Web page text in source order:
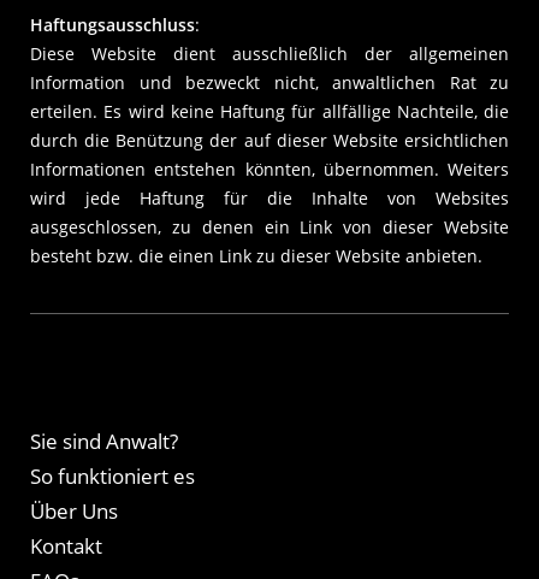
Haftungsausschluss:
Diese Website dient ausschließlich der allgemeinen
Information und bezweckt nicht, anwaltlichen Rat zu
erteilen. Es wird keine Haftung für allfällige Nachteile, die
durch die Benützung der auf dieser Website ersichtlichen
Informationen entstehen könnten, übernommen. Weiters
wird jede Haftung für die Inhalte von Websites
ausgeschlossen, zu denen ein Link von dieser Website
besteht bzw. die einen Link zu dieser Website anbieten.
Sie sind Anwalt?
So funktioniert es
Über Uns
Kontakt